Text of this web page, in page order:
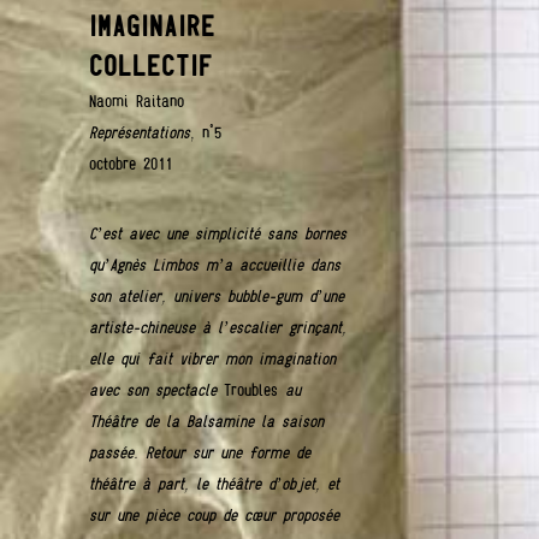
IMAGINAIRE
COLLECTIF
Naomi Raitano
Représentations, n°5
octobre 2011
C’est avec une simplicité sans bornes
qu’Agnès Limbos m’a accueillie dans
son atelier, univers bubble-gum d’une
artiste-chineuse à l’escalier grinçant,
elle qui fait vibrer mon imagination
avec son spectacle Troubles au
Théâtre de la Balsamine la saison
passée. Retour sur une forme de
théâtre à part, le théâtre d’objet, et
sur une pièce coup de cœur proposée